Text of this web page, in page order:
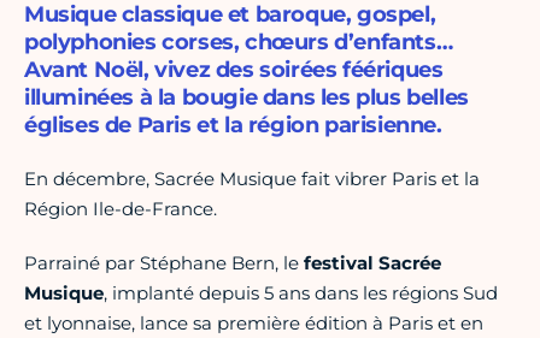
Musique classique et baroque, gospel,
polyphonies corses, chœurs d’enfants…
Avant Noël, vivez des soirées féériques
illuminées à la bougie dans les plus belles
églises de Paris et la région parisienne.
En décembre, Sacrée Musique fait vibrer Paris et la
Région Ile-de-France.
Parrainé par Stéphane Bern, le festival Sacrée
Musique, implanté depuis 5 ans dans les régions Sud
et lyonnaise, lance sa première édition à Paris et en